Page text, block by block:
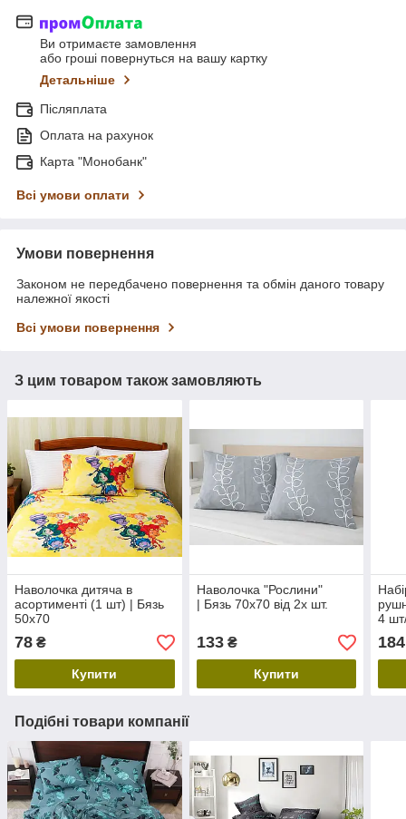
Ви отримаєте замовлення
або гроші повернуться на вашу картку
Детальніше
Післяплата
Оплата на рахунок
Карта "Монобанк"
Всі умови оплати
Умови повернення
Законом не передбачено повернення та обмін даного товару
належної якості
Всі умови повернення
З цим товаром також замовляють
Наволочка дитяча в
асортименті (1 шт) | Бязь
50х70
78 ₴
Купити
Наволочка "Рослини"
| Бязь 70х70 від 2х шт.
133₴
Купити
4
184
Подібні товари компанії